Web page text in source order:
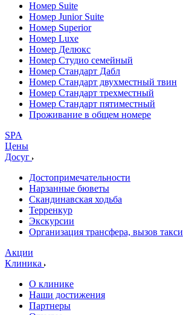
Номер Suite
Номер Junior Suite
Номер Superior
Номер Luxe
Номер Делюкс
Номер Студио семейный
Номер Стандарт Дабл
Номер Стандарт двухместный твин
Номер Стандарт трехместный
Номер Стандарт пятиместный
Проживание в общем номере
SPA
Цены
Досуг
Достопримечательности
Нарзанные бюветы
Скандинавская ходьба
Терренкур
Экскурсии
Организация трансфера, вызов такси
Акции
Клиника
О клинике
Наши достижения
Партнеры